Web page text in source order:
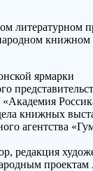
литературном
ярмарки
книжных
агентства
редакция